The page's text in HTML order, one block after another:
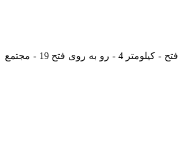
آدرس : تهران - اتوبان فتح - کیلومتر 4 - رو به روی فتح 19 - مجتمع